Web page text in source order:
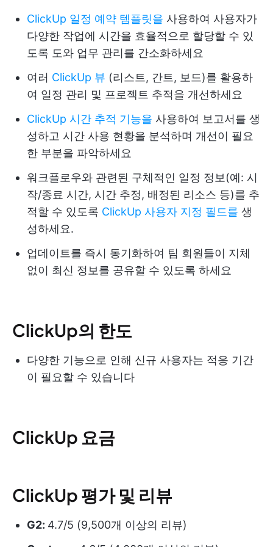
ClickUp 일정 예약 템플릿을 사용하여 사용자가
다양한 작업에 시간을 효율적으로 할당할 수 있
도록 도와 업무 관리를 간소화하세요
여러 ClickUp 뷰 (리스트, 간트, 보드)를 활용하
여 일정 관리 및 프로젝트 추적을 개선하세요
ClickUp 시간 추적 기능을 사용하여 보고서를 생
성하고 시간 사용 현황을 분석하며 개선이 필요
한 부분을 파악하세요
워크플로우와 관련된 구체적인 일정 정보(예: 시
작/종료 시간, 시간 추정, 배정된 리소스 등)를 추
적할 수 있도록 ClickUp 사용자 지정 필드를 생
성하세요.
업데이트를 즉시 동기화하여 팀 회원들이 지체
없이 최신 정보를 공유할 수 있도록 하세요
ClickUp의 한도
다양한 기능으로 인해 신규 사용자는 적응 기간
이 필요할 수 있습니다
ClickUp 요금
ClickUp 평가 및 리뷰
G2: 4.7/5 (9,500개 이상의 리뷰)